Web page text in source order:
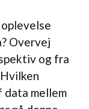
Overvej
og fra
data mellem